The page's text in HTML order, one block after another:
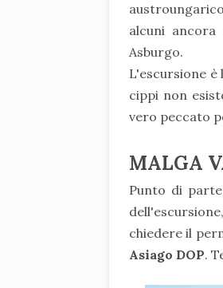
alcuni
Asburgo.
L'escursione
cippi non
vero peccato
MALGA
Punto di
chiedere il
Asiago DOP.